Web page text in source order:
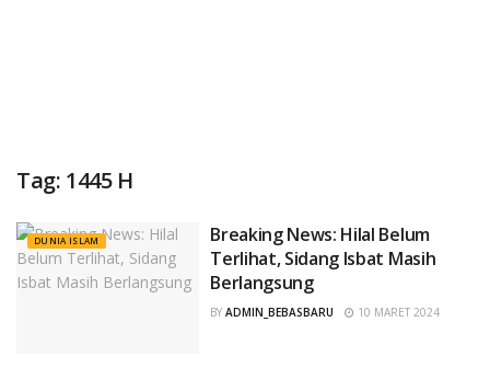
Tag: 1445 H
DUNIA ISLAM
Breaking News: Hilal Belum
Terlihat, Sidang Isbat Masih
Berlangsung
BY ADMIN_BEBASBARU 10 MARET 2024